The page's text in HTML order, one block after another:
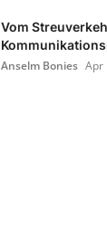
Vom
Anselm Bonies Apr